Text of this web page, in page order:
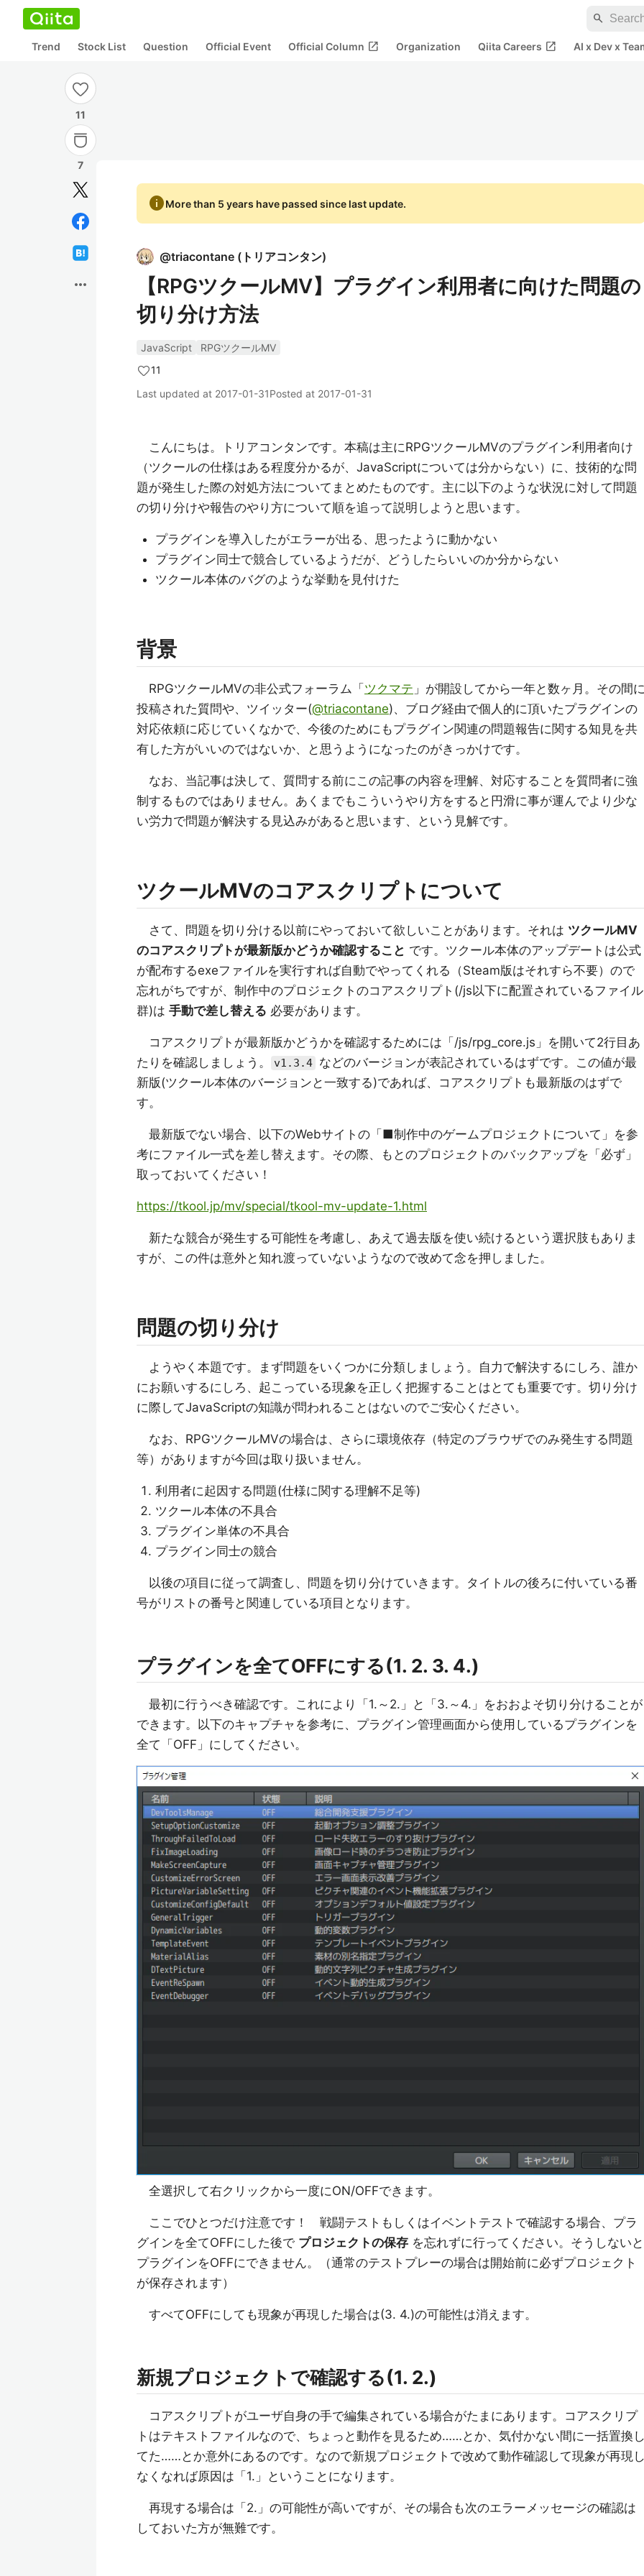
search
Trend Stock List Question Official Event Official Column open_in_new Organization Qiita Careers open_in_new AI x Dev x
11
7
more_horiz
infoMore than 5 years have passed since last update.
@triacontane ( トリアコンタン)
【RPGツクールMV】プラグイン利用者に向けた問題の
切り分け方法
JavaScript
RPGツクールMV
11
Last updated at 2017-01-31Posted at 2017-01-31
こんにちは。トリアコンタンです。本稿は主にRPGツクールMVのプラグイン利用者向け
（ツクールの仕様はある程度分かるが、JavaScriptについては分からない）に、技術的な問
題が発生した際の対処方法についてまとめたものです。主に以下のような状況に対して問題
の切り分けや報告のやり方について順を追って説明しようと思います。
プラグインを導入したがエラーが出る、思ったように動かない
プラグイン同士で競合しているようだが、どうしたらいいのか分からない
ツクール本体のバグのような挙動を見付けた
背景
RPGツクールMVの非公式フォーラム「 ツクマテ 」が開設してから一年と数ヶ月。その間
投稿された質問や、ツイッター(@triacontane)、ブログ経由で個人的に頂いたプラグインの
対応依頼に応じていくなかで、今後のためにもプラグイン関連の問題報告に関する知見を共
有した方がいいのではないか、と思うようになったのがきっかけです。
なお、当記事は決して、質問する前にこの記事の内容を理解、対応することを質問者に強
制するものではありません。あくまでもこういうやり方をすると円滑に事が運んでより少な
い労力で問題が解決する見込みがあると思います、という見解です。
ツクールMVのコアスクリプトについて
さて、問題を切り分ける以前にやっておいて欲しいことがあります。それは ツクールMV
のコアスクリプトが最新版かどうか確認すること です。ツクール本体のアップデートは公式
が配布するexeファイルを実行すれば自動でやってくれる（Steam版はそれすら不要）ので
忘れがちですが、制作中のプロジェクトのコアスクリプト(/js以下に配置されているファイル
群)は 手動で差し替える 必要があります。
コアスクリプトが最新版かどうかを確認するためには「/js/rpg_core.js」を開いて2行目あ
たりを確認しましょう。
v1.3.4 などのバージョンが表記されているはずです。この値が最
新版(ツクール本体のバージョンと一致する)であれば、コアスクリプトも最新版のはずで
す。
最新版でない場合、以下のWebサイトの「■制作中のゲームプロジェクトについて」を参
考にファイル一式を差し替えます。その際、もとのプロジェクトのバックアップを「必ず」
取っておいてください！
https://tkool.jp/mv/special/tkool-mv-update-1.html
新たな競合が発生する可能性を考慮し、あえて過去版を使い続けるという選択肢もありま
すが、この件は意外と知れ渡っていないようなので改めて念を押しました。
問題の切り分け
ようやく本題です。まず問題をいくつかに分類しましょう。自力で解決するにしろ、誰か
にお願いするにしろ、起こっている現象を正しく把握することはとても重要です。切り分け
に際してJavaScriptの知識が問われることはないのでご安心ください。
なお、RPGツクールMVの場合は、さらに環境依存（特定のブラウザでのみ発生する問題
等）がありますが今回は取り扱いません。
利用者に起因する問題(仕様に関する理解不足等)
ツクール本体の不具合
プラグイン単体の不具合
プラグイン同士の競合
以後の項目に従って調査し、問題を切り分けていきます。タイトルの後ろに付いている番
号がリストの番号と関連している項目となります。
プラグインを全てOFFにする(1. 2. 3. 4.)
最初に行うべき確認です。これにより「1.～2.」と「3.～4.」をおおよそ切り分けることが
できます。以下のキャプチャを参考に、プラグイン管理画面から使用しているプラグインを
全て「OFF」にしてください。
全選択して右クリックから一度にON/OFFできます。
ここでひとつだけ注意です！ 戦闘テストもしくはイベントテストで確認する場合、プラ
グインを全てOFFにした後で プロジェクトの保存 を忘れずに行ってください。そうしないと
プラグインをOFFにできません。（通常のテストプレーの場合は開始前に必ずプロジェクト
が保存されます）
すべてOFFにしても現象が再現した場合は(3. 4.)の可能性は消えます。
新規プロジェクトで確認する(1. 2.)
コアスクリプトがユーザ自身の手で編集されている場合がたまにあります。コアスクリプ
トはテキストファイルなので、ちょっと動作を見るため……とか、気付かない間に一括置換
てた……とか意外にあるのです。なので新規プロジェクトで改めて動作確認して現象が再現
なくなれば原因は「1.」ということになります。
再現する場合は「2.」の可能性が高いですが、その場合も次のエラーメッセージの確認は
しておいた方が無難です。